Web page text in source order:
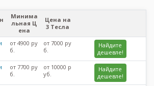
Минима
льная Ц
ена
Цена на
3 Тесла
от 4900 ру
б.
от 7000 ру
б.
Найдите
дешевле!
от 7700 ру
б.
от 10000 р
уб.
Найдите
дешевле!